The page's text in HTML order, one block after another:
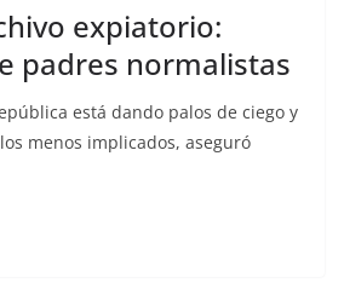
expiatorio:
padres normalistas
está dando palos de ciego y
menos implicados, aseguró